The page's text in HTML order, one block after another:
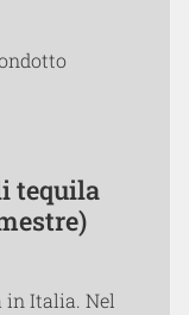
tequila
in Italia. Nel